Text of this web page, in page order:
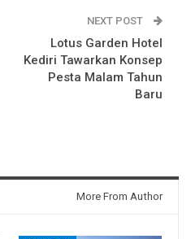
NEXT POST
Lotus Garden Hotel
Kediri Tawarkan Konsep
Pesta Malam Tahun
Baru
More From Author